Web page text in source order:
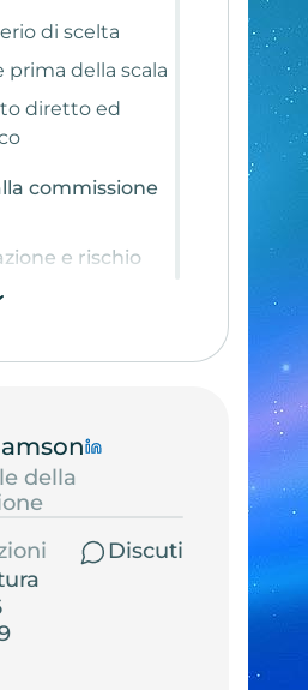
di scelta
della scala
diretto ed
commissione
e rischio
e lead
che decide
decide la
tutti allo
della
Discuti